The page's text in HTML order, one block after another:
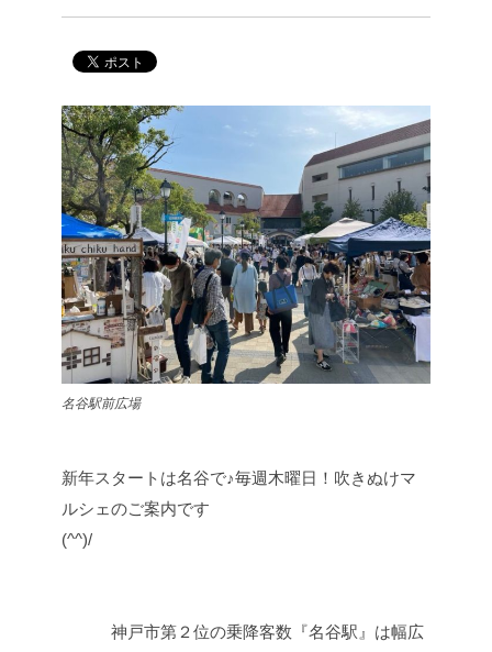
名谷駅前広場
新年スタートは名谷で♪毎週木曜日！吹きぬけマ
ルシェのご案内です
(^^)/
神戸市第２位の乗降客数『名谷駅』は幅広